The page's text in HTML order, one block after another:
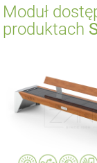
Moduł
produktach